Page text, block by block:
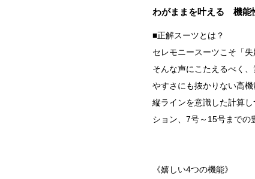
わがままを叶える 機能
■正解スーツとは？
セレモニースーツこそ「失
そんな声にこたえるべく
やすさにも抜かりない高機
縦ラインを意識した計算
ション、7号～15号までの
《嬉しい4つの機能》